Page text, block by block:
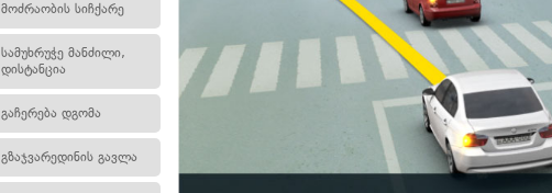
მოძრაობის სიჩქარე
სამუხრუჭე მანძილი,
დისტანცია
გაჩერება დგომა
გზაჯვარედინის გავლა